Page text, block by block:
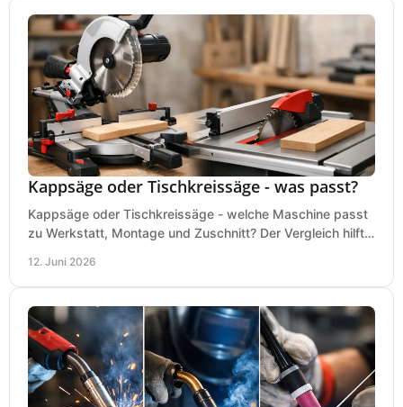
Kappsäge oder Tischkreissäge - was passt?
Kappsäge oder Tischkreissäge - welche Maschine passt
zu Werkstatt, Montage und Zuschnitt? Der Vergleich hilft
12. Juni 2026